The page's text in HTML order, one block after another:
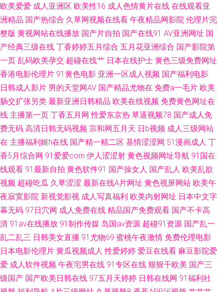
美视频 微拍秒拍福利99 91碰在线观看 成人日韩色图 黄网在线看可下载 日本
亚洲中文 影音先锋91看片 99热这里是精品 韩国电影片 日本Aa 尤物在线导
航 超碰啪啪 精品成人精品 欧美中出 午夜福利传媒影视 91社视频网 成人九
一 久久99精品在线 五月丁香福利网 91新人福利 国产在线观看亚毛 欧美人人
操 午夜寂寞伦理 91在线大神超碰 国产内射视频 蜜臀网站91 天天干天天添
成人蝌蚪 欧美风骚A片 午夜日屄
欧美爱爱 成人亚洲区 欧美性16 成人色情黄片在线 在线观看亚
洲精品 国产热综合 久草网视频在线看 午夜精品网影院 伦理片完
整版 黄视网站在线播放 国产片自拍 国产在线91 AV亚洲网址 国
产经典三级在线 丁香婷婷五月综合 五月花亚洲综合 国产影院第
一页 乱码欧美孕交 超碰在线艹 日本在线护士 黄色三级免费网址
香港电影伦理片 91黄色电影 亚洲一区成人视频 国产福利电影
日韩成人影片 男的天堂网AV 国产精品尤物在 免费a一毛片 欧美
肠交扩张另类 最新亚洲日韩精品 欧美在线视频 免费黄色网址在
线 主播第一页 丁香五月网 性爱东京热 草逼视频78 国产成人免
费无码 高清日韩无码视频 宗和网五月天 日b视频 成人三级网站
在 主播福利姬h在线 国产精一精二区 基情涩涩网 51漫画成人 丁
香5月综合网 91爱爱com 伊人涩涩射 黄色视频网址导航 91国在
线观看 91最新自拍 黄色软件91 国产操女人 国产乱人 欧美乱欲
视频 超碰吃瓜 久草涩涩 最新在线A片网址 黄色视屏网站 欧美午
夜寂寞影院 新视觉影视 成人写真福利 欧美内射网址 日本中文字
幕无码 97日穴网 成人免费在线 精品国产免费观看 国产不卡高
清 91av在线播放 91制作传媒 岛国av资源 超碰91资源 国产乱一
乱二乱三 日韩美女直播 91尤物69 蜜桃午夜激情 免费伦理电影
日本电影伦理片 黄瓜视频成人 性爱婷婷 爱豆在线看 麻豆影院爱
爱 成人软件视频 午夜宅男在线 91专区在线 狠狠干欧美 国产三
级国产 国产欧美日韩在线 97五月天婷婷 日韩在线网 91福利社